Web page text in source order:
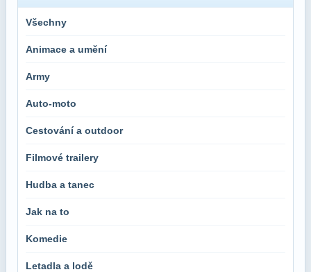
Všechny
Animace a umění
Army
Auto-moto
Cestování a outdoor
Filmové trailery
Hudba a tanec
Jak na to
Komedie
Letadla a lodě